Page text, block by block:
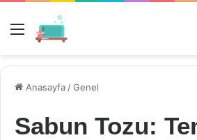
Menü
Anasayfa /Genel
Sabun Tozu: